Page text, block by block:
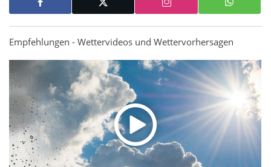
Empfehlungen - Wettervideos und Wettervorhersagen